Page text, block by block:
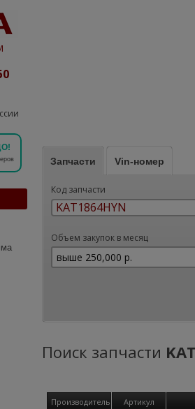
Запчасти Vin-номер
Код запчасти
Объем закупок в месяц
Поиск запчасти
Производитель Артикул